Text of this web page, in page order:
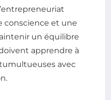
conscience et une
un équilibre
apprendre à
avec